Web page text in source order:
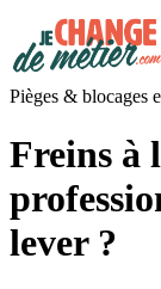
Pièges & blocages
Freins à
lever ?